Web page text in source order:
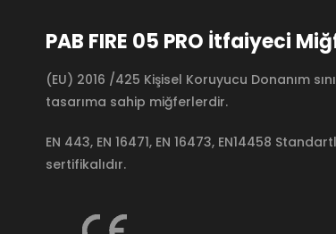
PAB FIRE 05 PRO İtfaiyeci
(EU) 2016 /425 Kişisel Koruyucu Donanım
tasarıma sahip miğferlerdir.
EN 443, EN 16471, EN 16473, EN14458
sertifikalıdır.